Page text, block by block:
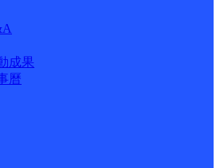
成果
曆